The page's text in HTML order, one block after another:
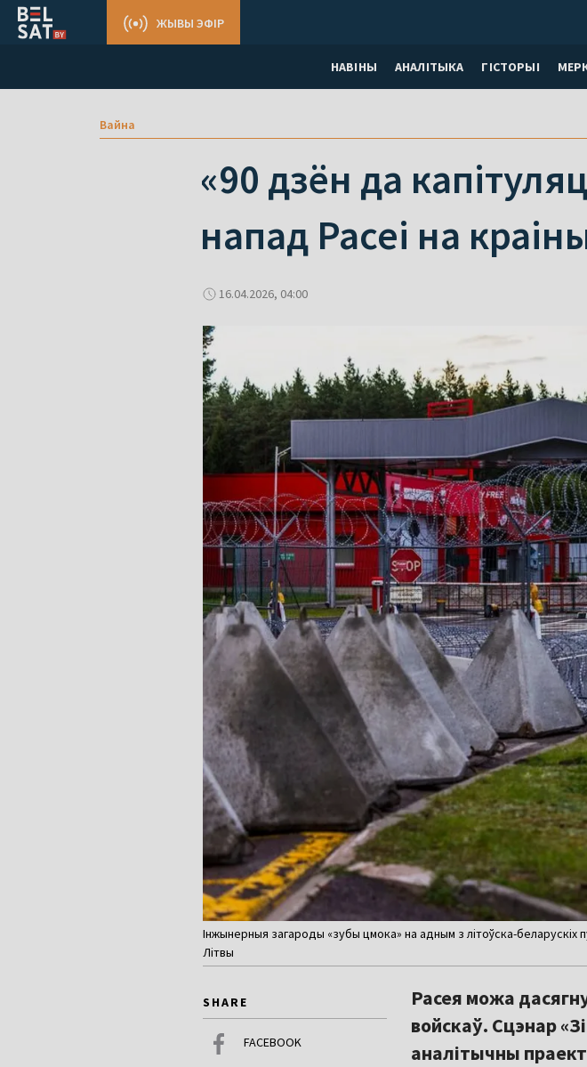
НАВІНЫ АНАЛІТЫКА ГІСТОРЫІ
ЖЫВЫ ЭФІР
Вайна
«90 дзён да
напад Расеі на
16.04.2026, 04:00
Інжынерныя загароды «зубы цмока» на адным з літоўска-
Літвы
SHARE
FACEBOOK
Расея можа
войскаў. Сцэнар
аналітычны